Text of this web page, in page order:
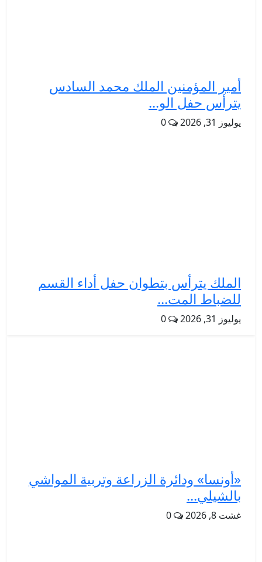
أمير المؤمنين الملك محمد السادس
يترأس حفل الو...
يوليوز 31, 2026 0
الملك يترأس بتطوان حفل أداء القسم
للضباط المت...
يوليوز 31, 2026 0
«أونسا» ودائرة الزراعة وتربية المواشي
بالشيلي...
غشت 8, 2026 0